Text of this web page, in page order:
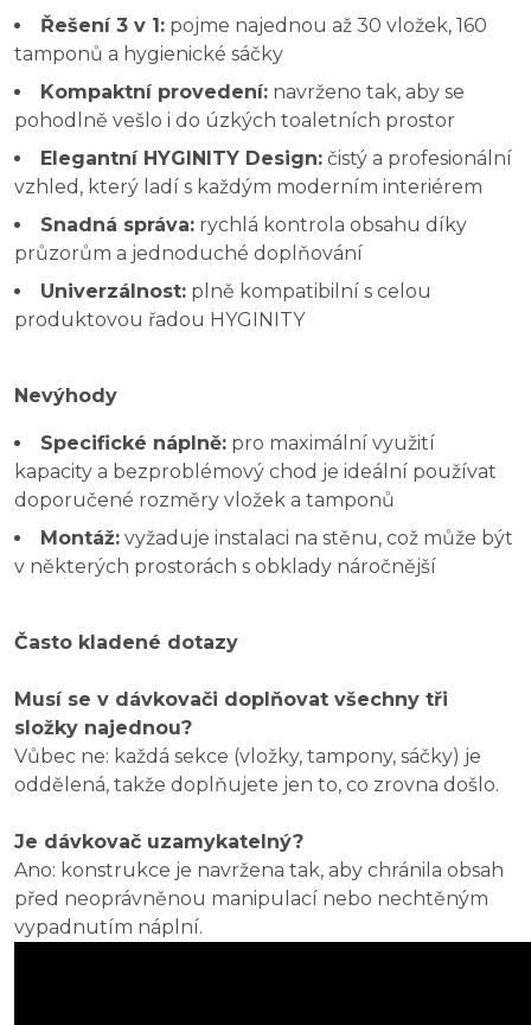
Řešení 3 v 1: pojme najednou až 30 vložek, 160
tamponů a hygienické sáčky
Kompaktní provedení: navrženo tak, aby se
pohodlně vešlo i do úzkých toaletních prostor
Elegantní HYGINITY Design: čistý a profesionální
vzhled, který ladí s každým moderním interiérem
Snadná správa: rychlá kontrola obsahu díky
průzorům a jednoduché doplňování
Univerzálnost: plně kompatibilní s celou
produktovou řadou HYGINITY
Nevýhody
Specifické náplně: pro maximální využití
kapacity a bezproblémový chod je ideální používat
doporučené rozměry vložek a tamponů
Montáž: vyžaduje instalaci na stěnu, což může být
v některých prostorách s obklady náročnější
Často kladené dotazy
Musí se v dávkovači doplňovat všechny tři
složky najednou?
Vůbec ne: každá sekce (vložky, tampony, sáčky) je
oddělená, takže doplňujete jen to, co zrovna došlo.
Je dávkovač uzamykatelný?
Ano: konstrukce je navržena tak, aby chránila obsah
před neoprávněnou manipulací nebo nechtěným
vypadnutím náplní.